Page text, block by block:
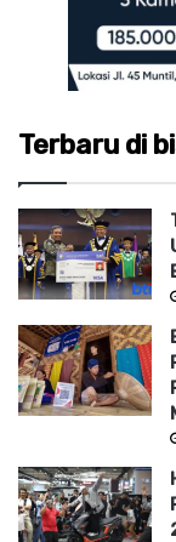
Terbaru di